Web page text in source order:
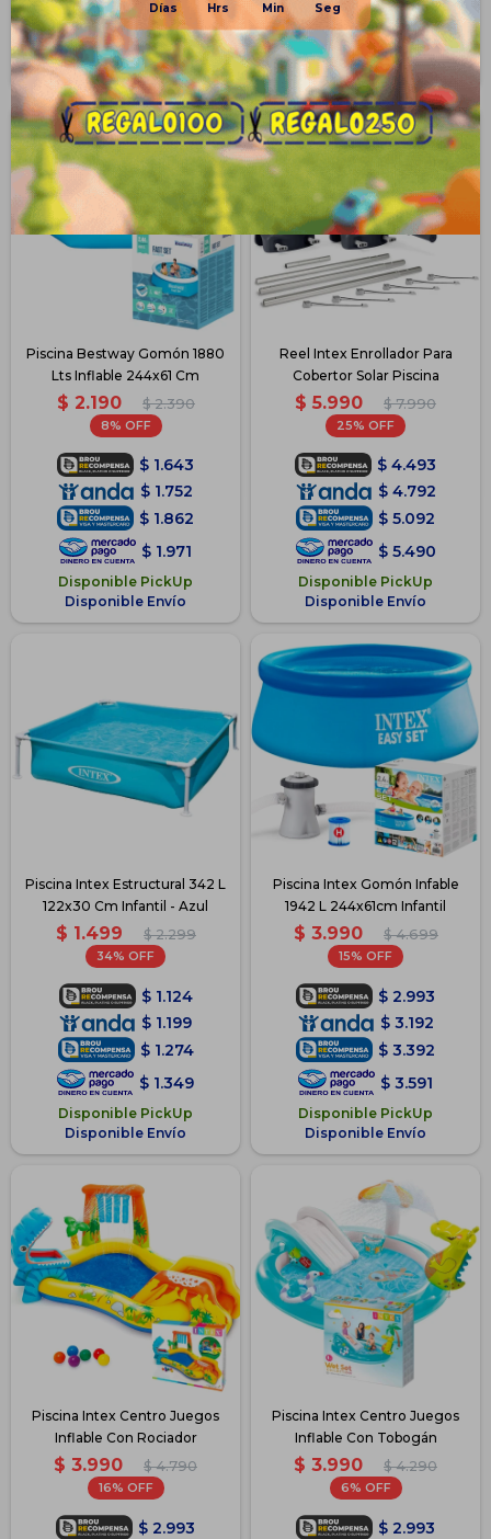
3.231
Disponible PickUp
Disponible Envío
Disponible PickUp
Disponible Envío
Piscina Bestway Gomón 1880
Lts Inflable 244x61 Cm
$ 2.190 $ 2.390
8
$ 1.643
$ 1.752
$ 1.862
$ 1.971
Disponible PickUp
Disponible Envío
Reel Intex Enrollador Para
Cobertor Solar Piscina
$ 5.990 $ 7.990
25
$ 4.493
$ 4.792
$ 5.092
$ 5.490
Disponible PickUp
Disponible Envío
Piscina Intex Estructural 342 L
122x30 Cm Infantil - Azul
$ 1.499 $ 2.299
34
$ 1.124
$ 1.199
$ 1.274
$ 1.349
Disponible PickUp
Disponible Envío
Piscina Intex Gomón Infable
1942 L 244x61cm Infantil
$ 3.990 $ 4.699
15
$ 2.993
$ 3.192
$ 3.392
$ 3.591
Disponible PickUp
Disponible Envío
Piscina Intex Centro Juegos
Inflable Con Rociador
$ 3.990 $ 4.790
16
$ 2.993
Piscina Intex Centro Juegos
Inflable Con Tobogán
$ 3.990 $ 4.290
6
$ 2.993